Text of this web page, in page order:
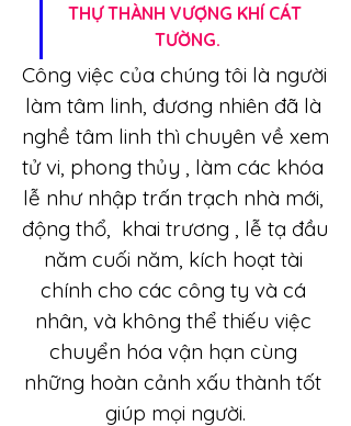
THỰ THÀNH VƯỢNG KHÍ CÁT
TƯỜNG.
Công việc của chúng tôi là người
làm tâm linh, đương nhiên đã là
nghề tâm linh thì chuyên về xem
tử vi, phong thủy , làm các khóa
lễ như nhập trấn trạch nhà mới,
động thổ,  khai trương , lễ tạ đầu
năm cuối năm, kích hoạt tài
chính cho các công ty và cá
nhân, và không thể thiếu việc
chuyển hóa vận hạn cùng
những hoàn cảnh xấu thành tốt
giúp mọi người.